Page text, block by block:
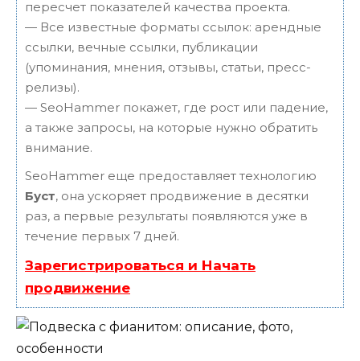
пересчет показателей качества проекта.
— Все известные форматы ссылок: арендные
ссылки, вечные ссылки, публикации
(упоминания, мнения, отзывы, статьи, пресс-
релизы).
— SeoHammer покажет, где рост или падение,
а также запросы, на которые нужно обратить
внимание.
SeoHammer еще предоставляет технологию
Буст, она ускоряет продвижение в десятки
раз, а первые результаты появляются уже в
течение первых 7 дней.
Зарегистрироваться и Начать
продвижение